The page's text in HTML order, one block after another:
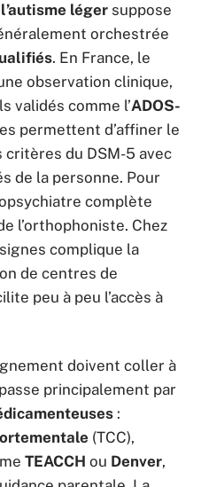
léger suppose
orchestrée
. En France, le
observation clinique,
validés comme l’ADOS-
permettent d’affiner le
du DSM-5 avec
de la personne. Pour
complète
l’orthophoniste. Chez
complique la
de centres de
peu à peu l’accès à
doivent coller à
principalement par
:
(TCC),
TEACCH ou Denver,